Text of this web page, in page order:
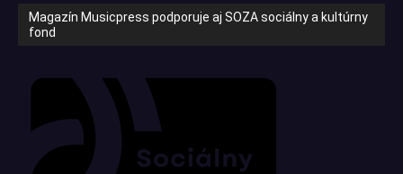
Magazín Musicpress podporuje aj SOZA sociálny a kultúrny
fond